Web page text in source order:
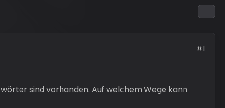
#1
sind vorhanden. Auf welchem Wege kann